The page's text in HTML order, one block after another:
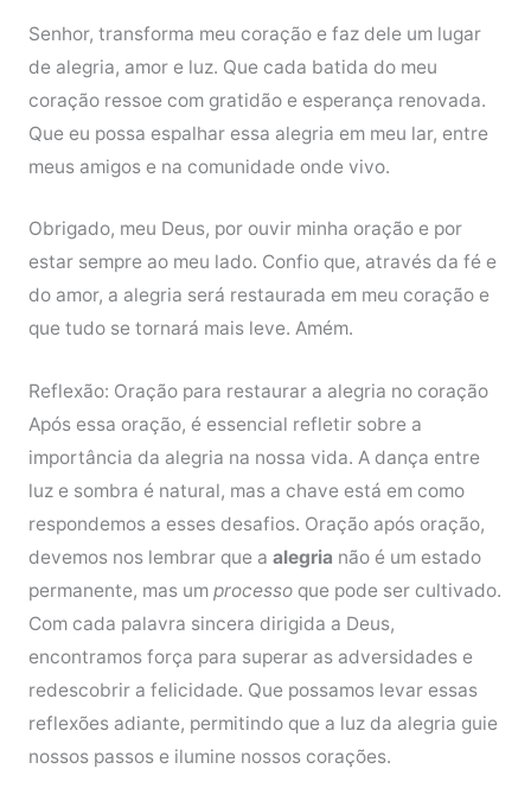
Senhor, transforma meu coração e faz dele um lugar
de alegria, amor e luz. Que cada batida do meu
coração ressoe com gratidão e esperança renovada.
Que eu possa espalhar essa alegria em meu lar, entre
meus amigos e na comunidade onde vivo.
Obrigado, meu Deus, por ouvir minha oração e por
estar sempre ao meu lado. Confio que, através da fé e
do amor, a alegria será restaurada em meu coração e
que tudo se tornará mais leve. Amém.
Reflexão: Oração para restaurar a alegria no coração
Após essa oração, é essencial refletir sobre a
importância da alegria na nossa vida. A dança entre
luz e sombra é natural, mas a chave está em como
respondemos a esses desafios. Oração após oração,
devemos nos lembrar que a alegria não é um estado
permanente, mas um processoque pode ser cultivado.
Com cada palavra sincera dirigida a Deus,
encontramos força para superar as adversidades e
redescobrir a felicidade. Que possamos levar essas
reflexões adiante, permitindo que a luz da alegria guie
nossos passos e ilumine nossos corações.